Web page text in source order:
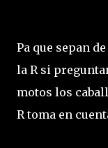
Pa que sepan
la R si
motos los
R toma en